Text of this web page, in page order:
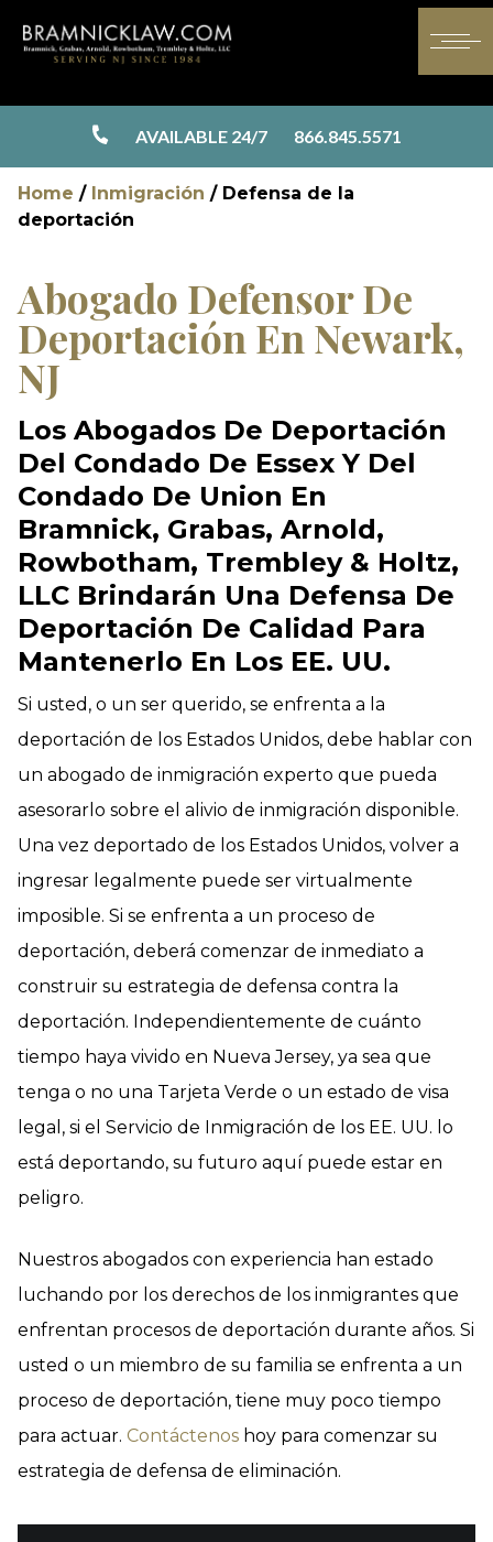
AVAILABLE 24/7 866.845.5571
Home / Inmigración / Defensa de la
deportación
Abogado Defensor De
Deportación En Newark,
NJ
Los Abogados De Deportación
Del Condado De Essex Y Del
Condado De Union En
Bramnick, Grabas, Arnold,
Rowbotham, Trembley & Holtz,
LLC Brindarán Una Defensa De
Deportación De Calidad Para
Mantenerlo En Los EE. UU.
Si usted, o un ser querido, se enfrenta a la
deportación de los Estados Unidos, debe hablar con
un abogado de inmigración experto que pueda
asesorarlo sobre el alivio de inmigración disponible.
Una vez deportado de los Estados Unidos, volver a
ingresar legalmente puede ser virtualmente
imposible. Si se enfrenta a un proceso de
deportación, deberá comenzar de inmediato a
construir su estrategia de defensa contra la
deportación. Independientemente de cuánto
tiempo haya vivido en Nueva Jersey, ya sea que
tenga o no una Tarjeta Verde o un estado de visa
legal, si el Servicio de Inmigración de los EE. UU. lo
está deportando, su futuro aquí puede estar en
peligro.
Nuestros abogados con experiencia han estado
luchando por los derechos de los inmigrantes que
enfrentan procesos de deportación durante años. Si
usted o un miembro de su familia se enfrenta a un
proceso de deportación, tiene muy poco tiempo
para actuar. Contáctenos hoy para comenzar su
estrategia de defensa de eliminación.